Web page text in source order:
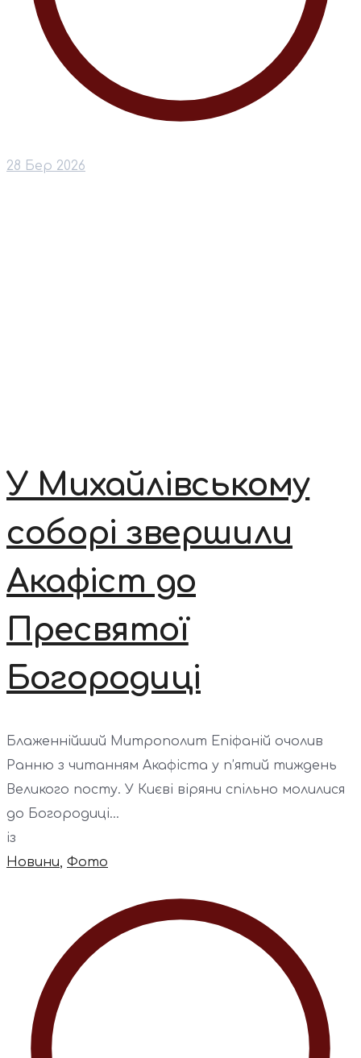
28 Бер 2026
У Михайлівському
соборі звершили
Акафіст до
Пресвятої
Богородиці
Блаженнійший Митрополит Епіфаній очолив
Ранню з читанням Акафіста у п’ятий тиждень
Великого посту. У Києві віряни спільно молилися
до Богородиці...
із
Новини, Фото